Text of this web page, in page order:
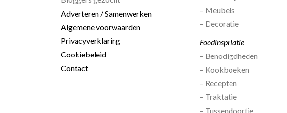
Adverteren / Samenwerken
Algemene voorwaarden
Privacyverklaring
Cookiebeleid
Contact
– Meubels
– Decoratie
Foodinspriatie
– Benodigdheden
– Kookboeken
– Recepten
– Traktatie
– Tussendoortje